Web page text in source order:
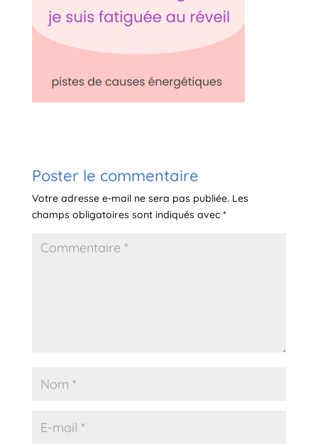
Poster le commentaire
Votre adresse e-mail ne sera pas publiée. Les
champs obligatoires sont indiqués avec *